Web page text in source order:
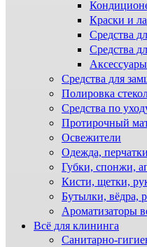
Краски и
Средства
Средства
Средства для
Полировка
Средства по
Протирочный
Освежители
Одежда,
Губки, спонжи,
Кисти, щетки,
Бутылки, вёдра,
Ароматизаторы
Всё для клининга
Санитарно-